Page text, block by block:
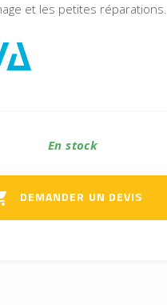
et les petites réparations.
En stock
DEMANDER UN DEVIS